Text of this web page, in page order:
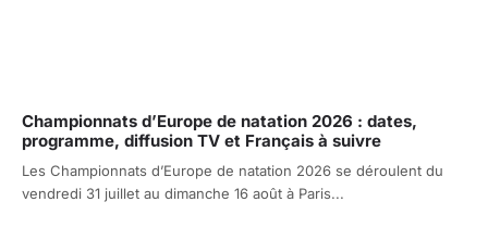
Championnats d’Europe de natation 2026 : dates,
programme, diffusion TV et Français à suivre
Les Championnats d’Europe de natation 2026 se déroulent du
vendredi 31 juillet au dimanche 16 août à Paris...